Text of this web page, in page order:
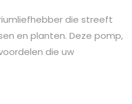
die streeft
en planten. Deze pomp,
die uw